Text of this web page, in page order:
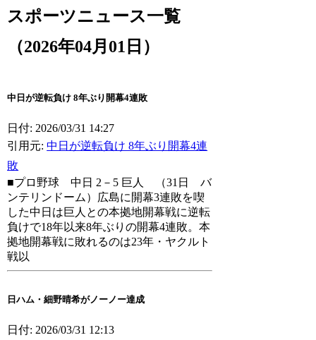
スポーツニュース一覧
（2026年04月01日）
中日が逆転負け 8年ぶり開幕4連敗
日付: 2026/03/31 14:27
引用元:中日が逆転負け 8年ぶり開幕4連
敗
■プロ野球 中日 2－5 巨人 （31日 バ
ンテリンドーム）広島に開幕3連敗を喫
した中日は巨人との本拠地開幕戦に逆転
負けで18年以来8年ぶりの開幕4連敗。本
拠地開幕戦に敗れるのは23年・ヤクルト
戦以
日ハム・細野晴希がノーノー達成
日付: 2026/03/31 12:13